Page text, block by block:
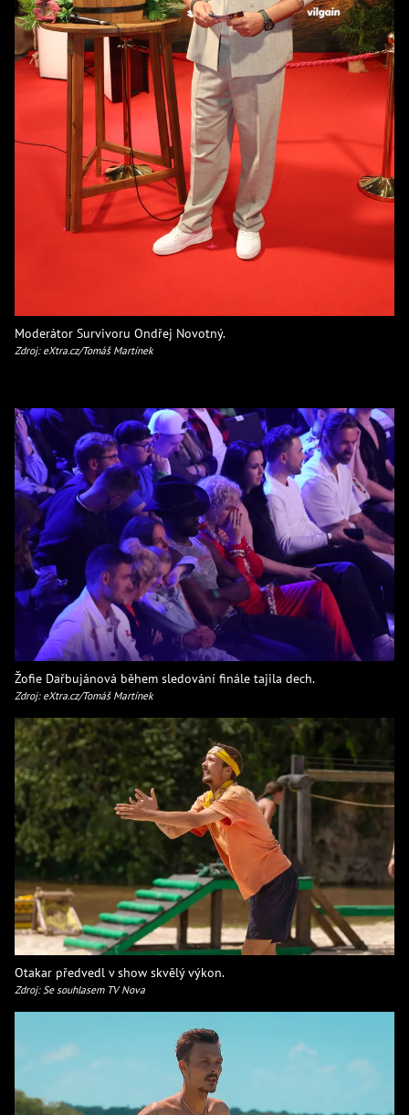
Moderátor Survivoru Ondřej Novotný.
Zdroj: eXtra.cz/Tomáš Martínek
Žofie Dařbujánová během sledování finále tajila dech.
Zdroj: eXtra.cz/Tomáš Martínek
Otakar předvedl v show skvělý výkon.
Zdroj: Se souhlasem TV Nova